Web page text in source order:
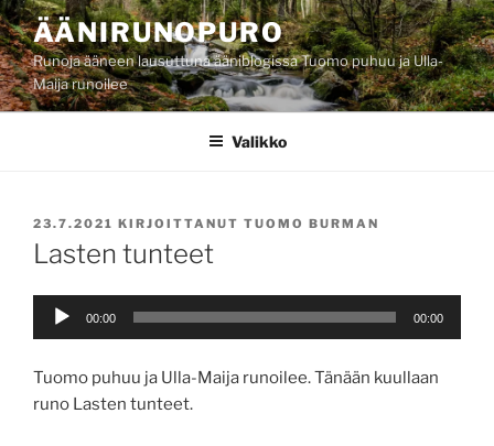
Siirry
sisältöönÄÄNIRUNOPURO
Runoja ääneen lausuttuna ääniblogissa Tuomo puhuu ja Ulla-
Maija runoilee
Valikko
JULKAISTU
23.7.2021 KIRJOITTANUT TUOMO BURMAN
Lasten tunteet
Äänitoistin
00:00 00:00
Tuomo puhuu ja Ulla-Maija runoilee. Tänään kuullaan
runo Lasten tunteet.